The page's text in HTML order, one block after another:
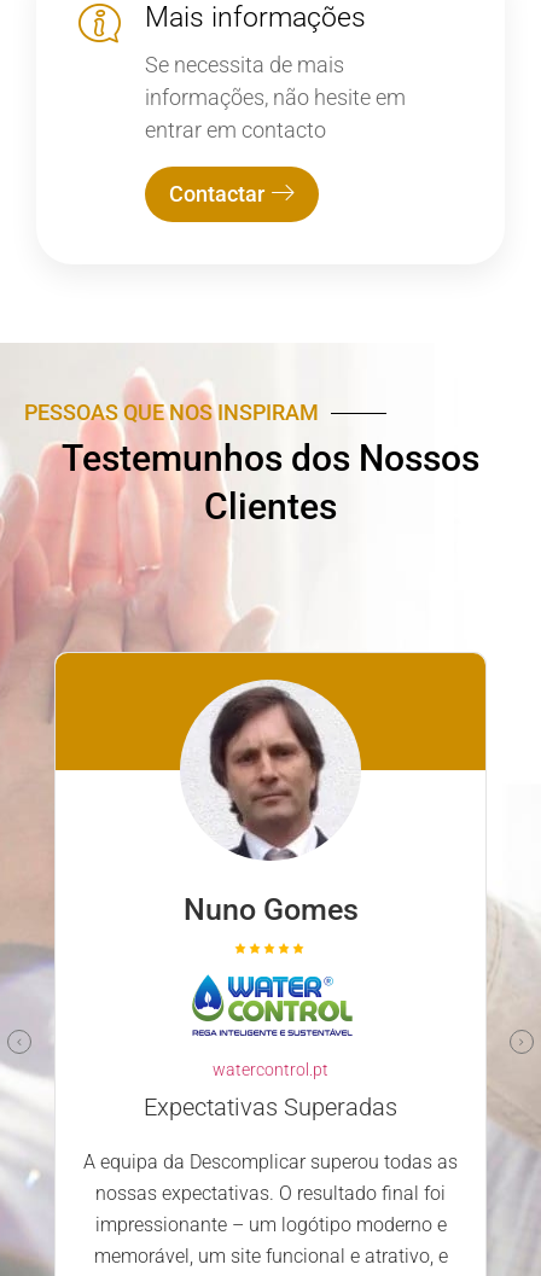
Mais informações
Se necessita de mais
informações, não hesite em
entrar em contacto
Contactar
PESSOAS QUE NOS INSPIRAM
Testemunhos dos Nossos
Clientes
as
foi
e
Nuno Ferreira
familyclinic.pt
Parceiro confiável e competente
Escolher a Descomplicar.pt para
desenvolver o nosso site foi uma excelente
equipa mostrou-se profissional, atenciosa e
dedicada. Estamos extremamente
satisfeitos com o serviço prestado e os
resultados alcançados.